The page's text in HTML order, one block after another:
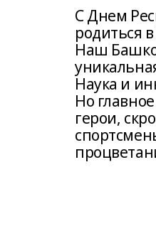
С Днем
родиться
Наш
Наука и
Но
герои,